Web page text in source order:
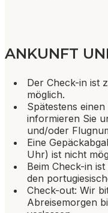
ANKUNFT
Der Check-in ist
möglich.
Spätestens
informieren Sie
und/oder
Eine
Uhr) ist nicht
Beim Check-in
den
Check-out: Wir
Abreisemorgen